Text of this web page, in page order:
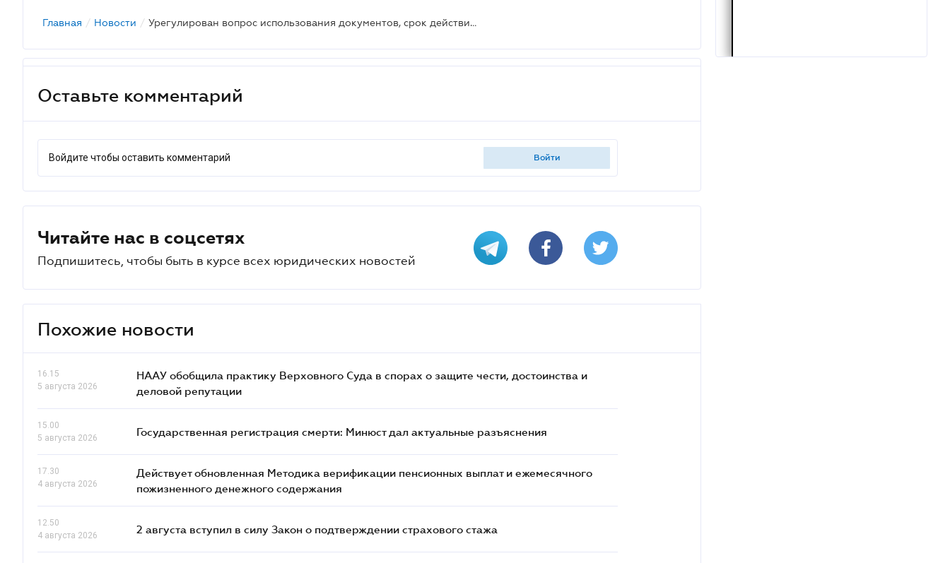
Главная / Новости / Урегулирован вопрос использования документов, срок действия которых закончился в период действия военного положения
Оставьте комментарий
Войдите чтобы оставить комментарий войти
Читайте нас в соцсетях
Подпишитесь, чтобы быть в курсе всех юридических новостей
Похожие новости
16.15
5 августа 2026
НААУ обобщила практику Верховного Суда в спорах о защите чести, достоинства и
деловой репутации
15.00
5 августа 2026
Государственная регистрация смерти: Минюст дал актуальные разъяснения
17.30
4 августа 2026
Действует обновленная Методика верификации пенсионных выплат и ежемесячного
пожизненного денежного содержания
12.50
4 августа 2026
2 августа вступил в силу Закон о подтверждении страхового стажа